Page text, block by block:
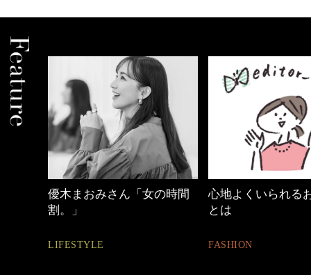
優木まおみさん「女の時間
割。」
LIFESTYLE
心地よくいられる
とは
FASHION